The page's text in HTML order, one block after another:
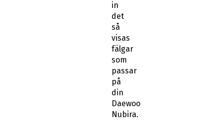
in
det
så
visas
fälgar
som
passar
på
din
Daewoo
Nubira.